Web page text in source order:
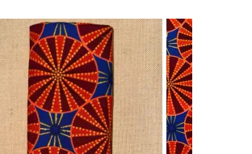
AJOUTER AU PANIER